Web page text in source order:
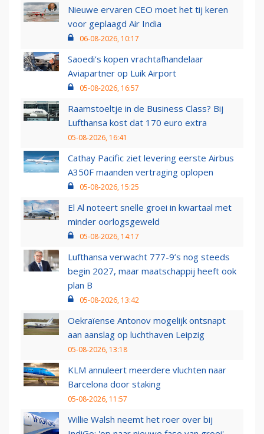
Nieuwe ervaren CEO moet het tij keren
voor geplaagd Air India
06-08-2026, 10:17
Saoedi’s kopen vrachtafhandelaar
Aviapartner op Luik Airport
05-08-2026, 16:57
Raamstoeltje in de Business Class? Bij
Lufthansa kost dat 170 euro extra
05-08-2026, 16:41
Cathay Pacific ziet levering eerste Airbus
A350F maanden vertraging oplopen
05-08-2026, 15:25
El Al noteert snelle groei in kwartaal met
minder oorlogsgeweld
05-08-2026, 14:17
Lufthansa verwacht 777-9’s nog steeds
begin 2027, maar maatschappij heeft ook
plan B
05-08-2026, 13:42
Oekraïense Antonov mogelijk ontsnapt
aan aanslag op luchthaven Leipzig
05-08-2026, 13:18
KLM annuleert meerdere vluchten naar
Barcelona door staking
05-08-2026, 11:57
Willie Walsh neemt het roer over bij